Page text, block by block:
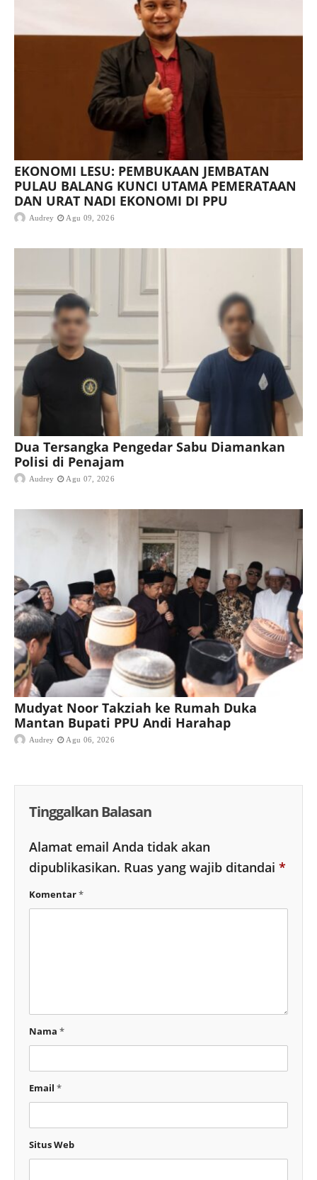
EKONOMI LESU: PEMBUKAAN JEMBATAN
PULAU BALANG KUNCI UTAMA PEMERATAAN
DAN URAT NADI EKONOMI DI PPU
Audrey Agu 09, 2026
Dua Tersangka Pengedar Sabu Diamankan
Polisi di Penajam
Audrey Agu 07, 2026
Mudyat Noor Takziah ke Rumah Duka
Mantan Bupati PPU Andi Harahap
Audrey Agu 06, 2026
Tinggalkan Balasan
Alamat email Anda tidak akan
dipublikasikan. Ruas yang wajib ditandai *
Komentar*
Nama *
Email *
Situs Web